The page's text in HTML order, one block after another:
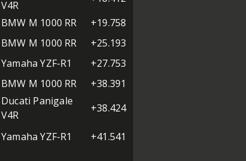
V4R
BMW M 1000 RR
+19.758
BMW M 1000 RR
+25.193
Yamaha YZF-R1
+27.753
BMW M 1000 RR
+38.391
Ducati Panigale
V4R
+38.424
Yamaha YZF-R1 +41.541